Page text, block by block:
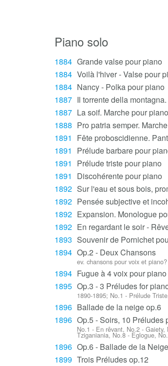
Piano solo
1884 Grande valse pour piano
1884 Voilà l'hiver - Valse pour
1884 Nancy - Polka pour piano
1887 Il torrente della
1887 La soif. Marche pour piano
1888 Pro patria semper.
1891
Fête proboscidienne.
1891
Prélude barbare pour
1891
Prélude triste pour piano
1891
Discohérente pour piano
1892 Sur l'eau et sous bois,
1892 Pensée subjective et
1892 Expansion. Monologue
1892 En regardant le soir -
1893 Souvenir de Pornichet
1894 Op.2 - Deux Chansons
ev. chansons pour voix et
1894 Fugue à 4 voix pour piano
1895 Op.3 - 3 Préludes for
1890-1895; No.1 - Prélude
1896 Ballade de la neige op.6
1896 Op.5 - Soirs, 10 Préludes
No.1 - En rêvant, No.2 -
Tziganiania, No.8 - Eglogue,
1896 Op.6 - Ballade de la
1899 Trois Préludes op.12